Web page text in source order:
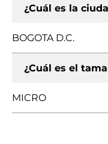
¿Cuál es la
BOGOTA D.C.
¿Cuál es el
MICRO